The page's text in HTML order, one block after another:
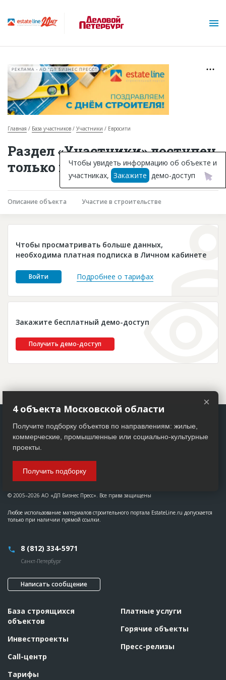
Горячие объекты
База строящихся объектов
Инвестпроекты
Глоссарий
Платные услуги
Пресс-релизы
РЕКЛАМА • АО "ДП БИЗНЕС ПРЕСС"
Главная База участников Участники Евросити
Раздел «Участники» доступен
только подписчикам
Описание объекта Участие в строительстве
Чтобы просматривать больше данных,
необходима платная подписка в Личном кабинете
Войти Подробнее о тарифах
Закажите бесплатный демо-доступ
Получить демо-доступ
Чтобы увидеть информацию об объекте и
участниках, Закажите демо-доступ
© 2005–2026 АО «ДП Бизнес Пресс». Все права защищены
Любое использование материалов строительного портала EstateLine.ru допускается
только при наличии прямой ссылки.
8 (812) 334-5971
Санкт-Петербург
Написать сообщение
База строящихся
объектов
Инвестпроекты
Call-центр
Тарифы
Платные услуги
Горячие объекты
Пресс-релизы
×
4 объекта Московской области
Получите подборку объектов по направлениям: жилые,
коммерческие, промышленные или социально-культурные
проекты.
Получить подборку